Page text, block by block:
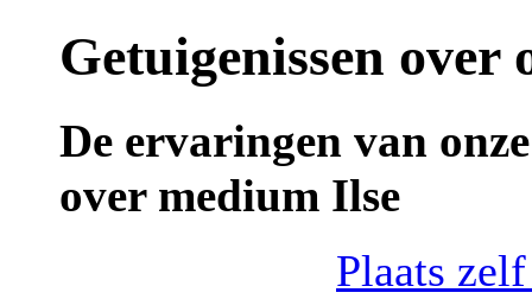
Getuigenissen over
De ervaringen van
over medium Ilse
Plaats